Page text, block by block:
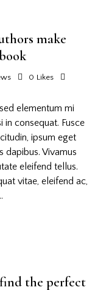
make
0 Likes
elementum mi
in consequat. Fusce
ipsum eget
dapibus. Vivamus
eleifend tellus.
vitae, eleifend ac,
the perfect